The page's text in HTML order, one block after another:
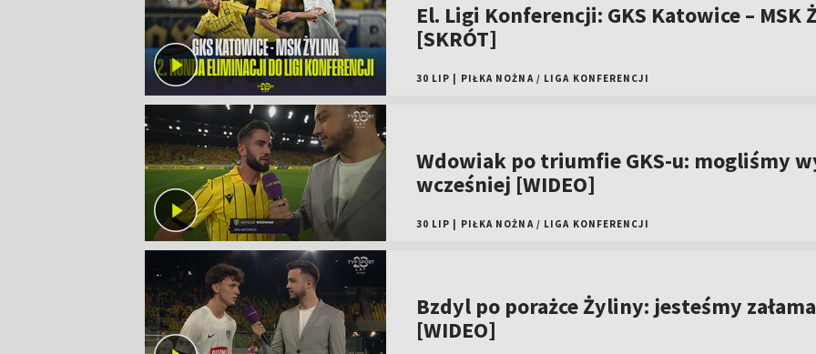
El. Ligi Konferencji: GKS Katowice – MSK
[SKRÓT]
30 LIP PIŁKA NOŻNA / LIGA KONFERENCJI
Wdowiak po triumfie GKS-u: mogliśmy
wcześniej [WIDEO]
30 LIP PIŁKA NOŻNA / LIGA KONFERENCJI
Bzdyl po porażce Żyliny: jesteśmy
[WIDEO]